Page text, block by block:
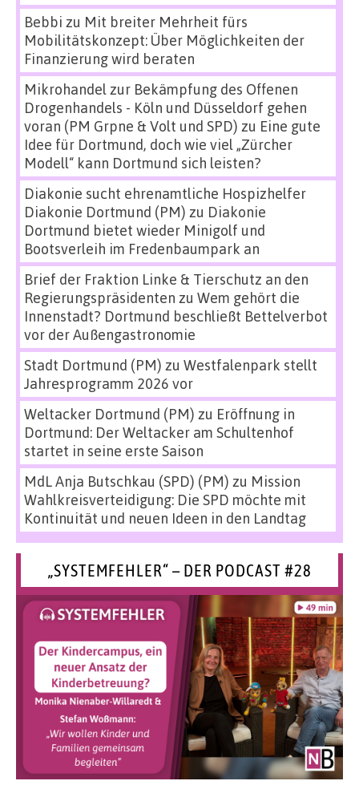
Bebbi zu Mit breiter Mehrheit fürs
Mobilitätskonzept: Über Möglichkeiten der
Finanzierung wird beraten
Mikrohandel zur Bekämpfung des Offenen
Drogenhandels - Köln und Düsseldorf gehen
voran (PM Grpne & Volt und SPD) zu Eine gute
Idee für Dortmund, doch wie viel „Zürcher
Modell“ kann Dortmund sich leisten?
Diakonie sucht ehrenamtliche Hospizhelfer
Diakonie Dortmund (PM) zu Diakonie
Dortmund bietet wieder Minigolf und
Bootsverleih im Fredenbaumpark an
Brief der Fraktion Linke & Tierschutz an den
Regierungspräsidenten zu Wem gehört die
Innenstadt? Dortmund beschließt Bettelverbot
vor der Außengastronomie
Stadt Dortmund (PM) zu Westfalenpark stellt
Jahresprogramm 2026 vor
Weltacker Dortmund (PM) zu Eröffnung in
Dortmund: Der Weltacker am Schultenhof
startet in seine erste Saison
MdL Anja Butschkau (SPD) (PM) zu Mission
Wahlkreisverteidigung: Die SPD möchte mit
Kontinuität und neuen Ideen in den Landtag
„SYSTEMFEHLER“ – DER PODCAST #28